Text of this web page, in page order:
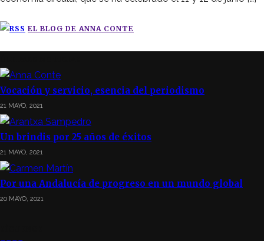
EL BLOG DE ANNA CONTE
Vocación y servicio, esencia del periodismo
21 MAYO, 2021
Un brindis por 25 años de éxitos
21 MAYO, 2021
Por una Andalucía de progreso en un mundo global
20 MAYO, 2021